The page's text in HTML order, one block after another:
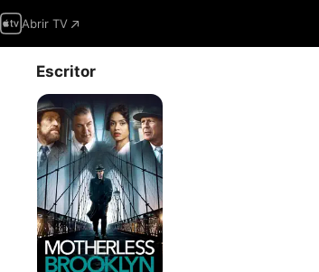
Abrir TV
Escritor
Huérfanos
de
Brooklyn